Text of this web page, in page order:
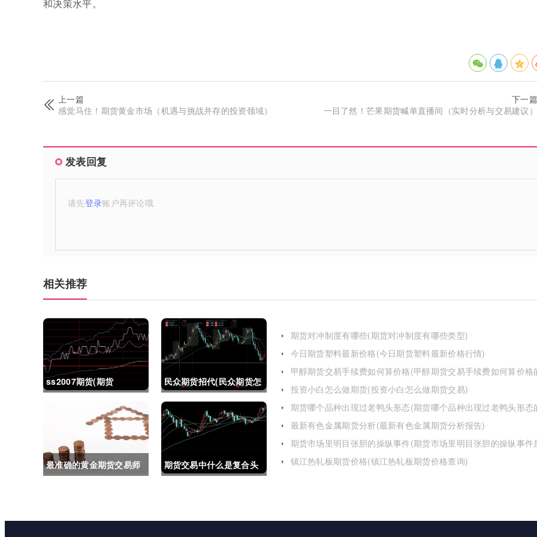
和决策水平。
上一篇
感觉马住！期货黄金市场（机遇与挑战并存的投资领域）
下一篇
一目了然！芒果期货喊单直播间（实时分析与交易建议）
发表回复
请先登录账户再评论哦
相关推荐
ss2007期货(期货
民众期货招代(民众期货怎
么了)
最准确的黄金期货交易师
期货交易中什么是复合头
期货对冲制度有哪些(期货对冲制度有哪些类型)
今日期货塑料最新价格(今日期货塑料最新价格行情)
甲醇期货交易手续费如何算价格(甲醇期货交易手续费如何算价格
投资小白怎么做期货(投资小白怎么做期货交易)
期货哪个品种出现过老鸭头形态(期货哪个品种出现过老鸭头形态
化)
最新有色金属期货分析(最新有色金属期货分析报告)
期货市场里明目张胆的操纵事件(期货市场里明目张胆的操纵事件
镇江热轧板期货价格(镇江热轧板期货价格查询)